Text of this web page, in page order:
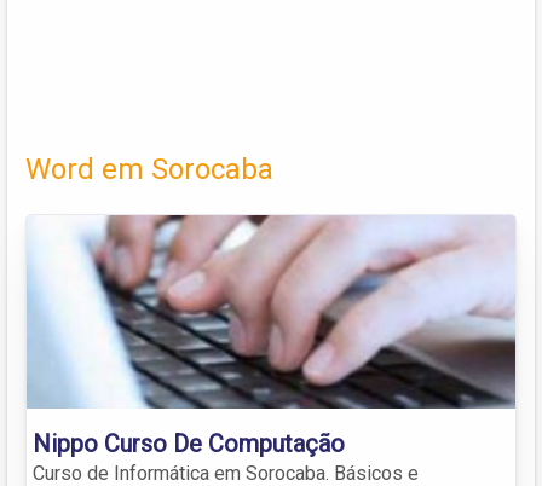
Word em Sorocaba
Nippo Curso De Computação
Curso de Informática em Sorocaba. Básicos e